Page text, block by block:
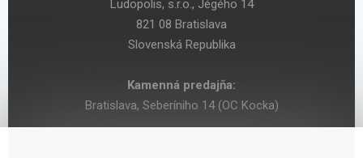
Ludopolis, s.r.o., Jégého 14
821 08 Bratislava
Slovenská Republika
Kamenná predajňa:
Bratislava, Seberíniho 14 (OC Kocka)